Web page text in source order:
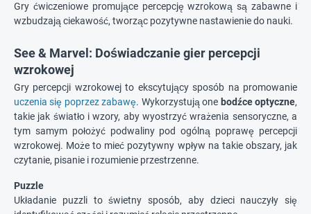
Gry ćwiczeniowe promujące percepcję wzrokową są zabawne i
wzbudzają ciekawość, tworząc pozytywne nastawienie do nauki.
See & Marvel: Doświadczanie gier percepcji
wzrokowej
Gry percepcji wzrokowej to ekscytujący sposób na promowanie
uczenia się poprzez zabawę. Wykorzystują one bodźce optyczne,
takie jak światło i wzory, aby wyostrzyć wrażenia sensoryczne, a
tym samym położyć podwaliny pod ogólną poprawę percepcji
wzrokowej. Może to mieć pozytywny wpływ na takie obszary, jak
czytanie, pisanie i rozumienie przestrzenne.
Puzzle
Układanie puzzli to świetny sposób, aby dzieci nauczyły się